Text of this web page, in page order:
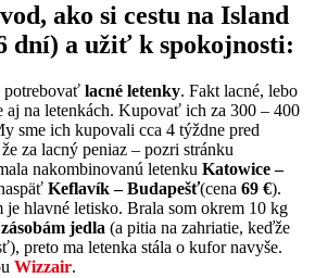
ako si cestu na Island
dní) a užiť k spokojnosti:
potrebovať lacné letenky. Fakt lacné, lebo
aj na letenkách. Kupovať ich za 300 – 400
sme ich kupovali cca 4 týždne pred
za lacný peniaz – pozri stránku
nakombinovanú letenku Katowice –
Keflavík – Budapešť(cena 69 €).
hlavné letisko. Brala som okrem 10 kg
jedla (a pitia na zahriatie, keďže
preto ma letenka stála o kufor navyše.
Wizzair.